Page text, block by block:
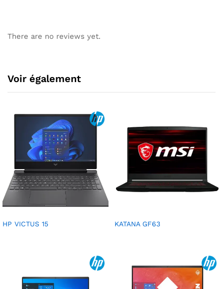
There are no reviews yet.
Voir également
HP VICTUS 15 KATANA GF63